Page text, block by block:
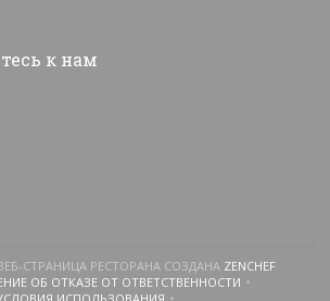
к нам
в новом окне))
СТРАНИЦА РЕСТОРАНА СОЗДАНА ZENCHEF
ОБ ОТКАЗЕ ОТ ОТВЕТСТВЕННОСТИ
((ОТКРЫВАЕТСЯ В НОВОМ ОКНЕ))